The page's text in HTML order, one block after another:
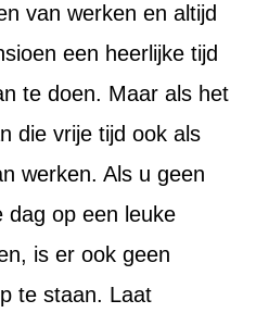
van werken en altijd
een heerlijke tijd
te doen. Maar als het
die vrije tijd ook als
werken. Als u geen
dag op een leuke
is er ook geen
te staan. Laat